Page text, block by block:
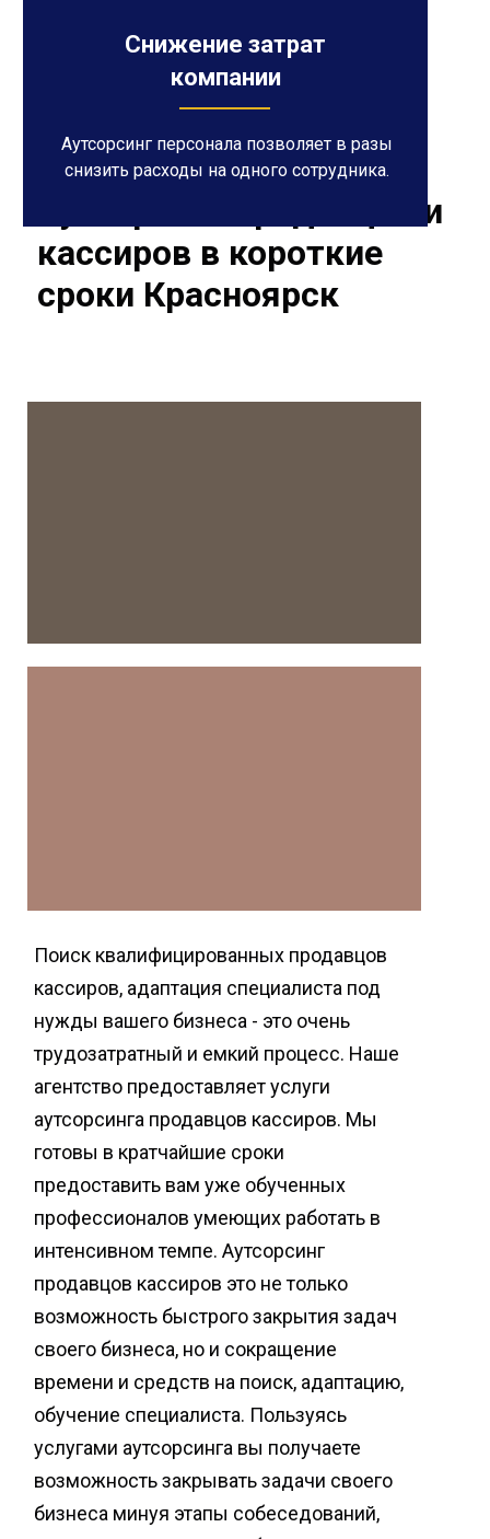
Снижение затрат
компании
Аутсорсинг персонала позволяет в разы
снизить расходы на одного сотрудника.
Поиск квалифицированных продавцов
кассиров, адаптация специалиста под
нужды вашего бизнеса - это очень
трудозатратный и емкий процесс. Наше
агентство предоставляет услуги
аутсорсинга продавцов кассиров. Мы
готовы в кратчайшие сроки
предоставить вам уже обученных
профессионалов умеющих работать в
интенсивном темпе. Аутсорсинг
продавцов кассиров это не только
возможность быстрого закрытия задач
своего бизнеса, но и сокращение
времени и средств на поиск, адаптацию,
обучение специалиста. Пользуясь
услугами аутсорсинга вы получаете
возможность закрывать задачи своего
бизнеса минуя этапы собеседований,
Аутсорсинг продавцов и
кассиров в короткие
сроки Красноярск